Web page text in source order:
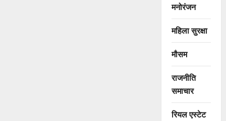
मनोरंजन
महिला सुरक्षा
मौसम
राजनीति
समाचार
रियल एस्टेट